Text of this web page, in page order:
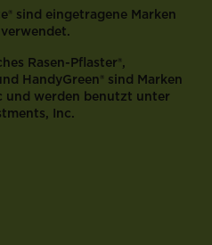
sind eingetragene Marken
Rasen-Pflaster®,
HandyGreen® sind Marken
und werden benutzt unter
Inc.